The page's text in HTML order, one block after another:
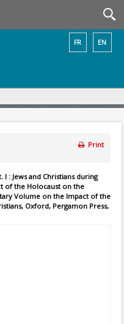
EN
FR
Print
: Jews and Christians during
of the Holocaust on the
Volume on the Impact of the
Oxford, Pergamon Press,